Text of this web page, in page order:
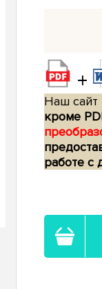
+
Наш сайт
кроме
работе с